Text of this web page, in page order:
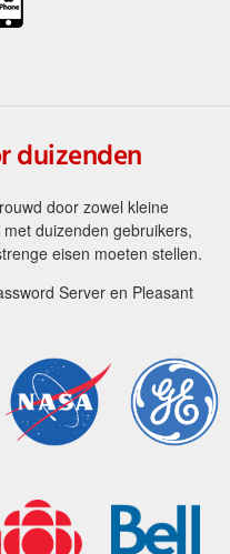
duizenden
door zowel kleine
duizenden gebruikers,
eisen moeten stellen.
Server en Pleasant